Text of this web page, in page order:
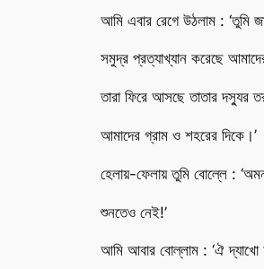
আমি এবার রেগে উঠলাম : ‘তুমি
সমুদ্র প্রত্যাখ্যান করেছে
তারা ফিরে আসছে তাতার দস্যুর
আমাদের গ্রাম ও শহরের দিকে।’
হেলায়-ফেলায় তুমি বোল্লে :
শুনতেও নেই!’
আমি আবার বোল্লাম : ‘ঐ দ্যাখো